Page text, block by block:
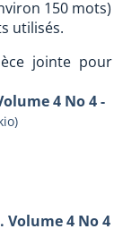
150 mots)
utilisés.
jointe pour
4 No 4 -
Volume 4 No 4